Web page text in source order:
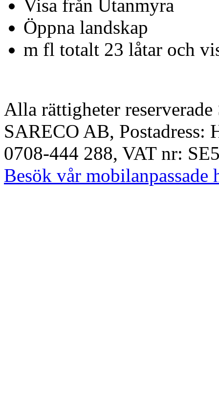
Visa från Utanmyra
Öppna landskap
m fl totalt 23 låtar och
Alla rättigheter
SARECO AB, Postadress:
0708-444 288, VAT nr:
Besök vår mobilanpassade